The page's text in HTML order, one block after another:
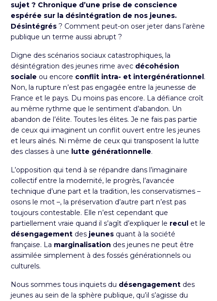
sujet ? Chronique d’une prise de conscience
espérée sur la désintégration de nos jeunes.
Désintégrés ? Comment peut-on oser jeter dans l’arène
publique un terme aussi abrupt ?
Digne des scénarios sociaux catastrophiques, la
désintégration des jeunes rime avec décohésion
sociale ou encore conflit intra- et intergénérationnel.
Non, la rupture n’est pas engagée entre la jeunesse de
France et le pays. Du moins pas encore. La défiance croît
au même rythme que le sentiment d’abandon. Un
abandon de l’élite. Toutes les élites. Je ne fais pas partie
de ceux qui imaginent un conflit ouvert entre les jeunes
et leurs aînés. Ni même de ceux qui transposent la lutte
des classes à une lutte générationnelle.
L’opposition qui tend à se répandre dans l’imaginaire
collectif entre la modernité, le progrès, l’avancée
technique d’une part et la tradition, les conservatismes –
osons le mot –, la préservation d’autre part n’est pas
toujours contestable. Elle n’est cependant que
partiellement vraie quand il s’agît d’expliquer le recul et le
désengagement des jeunes quant à la société
française. La marginalisation des jeunes ne peut être
assimilée simplement à des fossés générationnels ou
culturels.
Nous sommes tous inquiets du désengagement des
jeunes au sein de la sphère publique, qu’il s’agisse du